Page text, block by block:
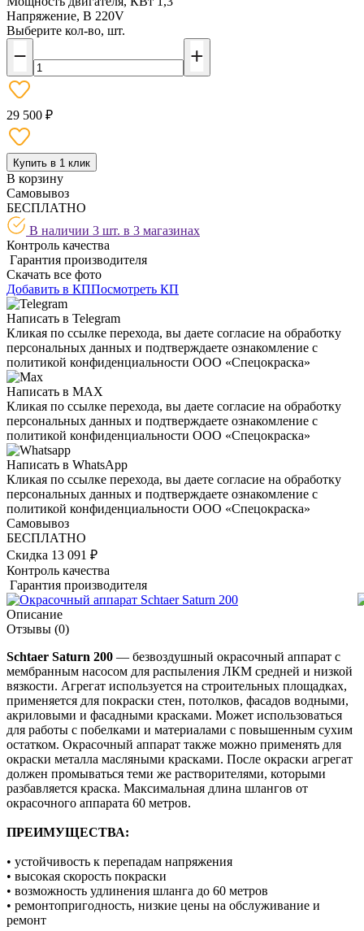
Напряжение, В 220V
Выберите кол-во, шт.
29 500 ₽
Купить в 1 клик
В корзину
Самовывоз
БЕСПЛАТНО
В наличии 3 шт. в 3 магазинах
Контроль качества
Гарантия производителя
Скачать все фото
Добавить в КППосмотреть КП
Написать в Telegram
Кликая по ссылке перехода, вы даете согласие на обработку
персональных данных и подтверждаете ознакомление с
политикой конфиденциальности ООО «Спецокраска»
Написать в MAX
Кликая по ссылке перехода, вы даете согласие на обработку
персональных данных и подтверждаете ознакомление с
политикой конфиденциальности ООО «Спецокраска»
Написать в WhatsApp
Кликая по ссылке перехода, вы даете согласие на обработку
персональных данных и подтверждаете ознакомление с
политикой конфиденциальности ООО «Спецокраска»
Самовывоз
БЕСПЛАТНО
Скидка 13 091 ₽
Контроль качества
Гарантия производителя
Описание
Отзывы (0)
Schtaer Saturn 200 — безвоздушный окрасочный аппарат с
мембранным насосом для распыления ЛКМ средней и низкой
вязкости. Агрегат используется на строительных площадках,
применяется для покраски стен, потолков, фасадов водными,
акриловыми и фасадными красками. Может использоваться
для работы с побелками и материалами с повышенным сухим
остатком. Окрасочный аппарат также можно применять для
окраски металла масляными красками. После окраски агрегат
должен промываться теми же растворителями, которыми
разбавляется краска. Максимальная длина шлангов от
окрасочного аппарата 60 метров.
ПРЕИМУЩЕСТВА:
• устойчивость к перепадам напряжения
• высокая скорость покраски
• возможность удлинения шланга до 60 метров
• ремонтопригодность, низкие цены на обслуживание и
ремонт